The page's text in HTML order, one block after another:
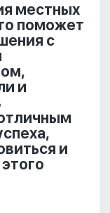
местных
поможет
с
и
и